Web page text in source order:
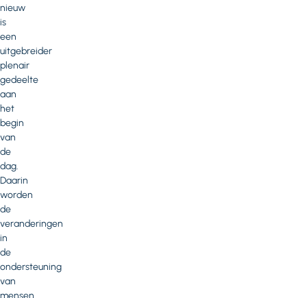
nieuw
is
een
uitgebreider
plenair
gedeelte
aan
het
begin
van
de
dag.
Daarin
worden
de
veranderingen
in
de
ondersteuning
van
mensen